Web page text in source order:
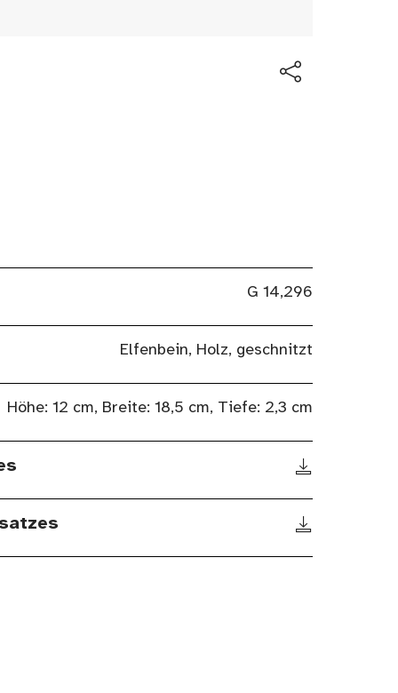
G 14,296
Elfenbein, Holz, geschnitzt
Höhe: 12 cm, Breite: 18,5 cm, Tiefe: 2,3 cm